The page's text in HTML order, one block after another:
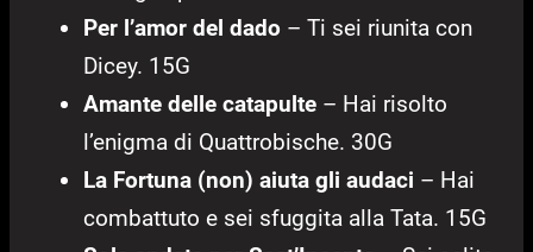
Per l’amor del dado – Ti sei riunita con
Dicey. 15G
Amante delle catapulte – Hai risolto
l’enigma di Quattrobische. 30G
La Fortuna (non) aiuta gli audaci – Hai
combattuto e sei sfuggita alla Tata. 15G